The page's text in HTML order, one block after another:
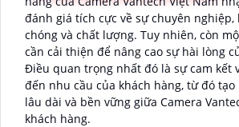
đánh giá tích cực về sự chuyên
chóng và chất lượng. Tuy nhiên, còn
cần cải thiện để nâng cao sự hài lòng
Điều quan trọng nhất đó là sự cam kết
đến nhu cầu của khách hàng, từ đó
lâu dài và bền vững giữa Camera
khách hàng.